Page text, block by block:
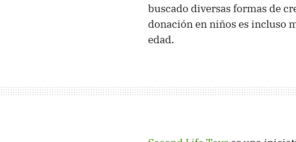
buscado diversas formas de
donación en niños es incluso
edad.